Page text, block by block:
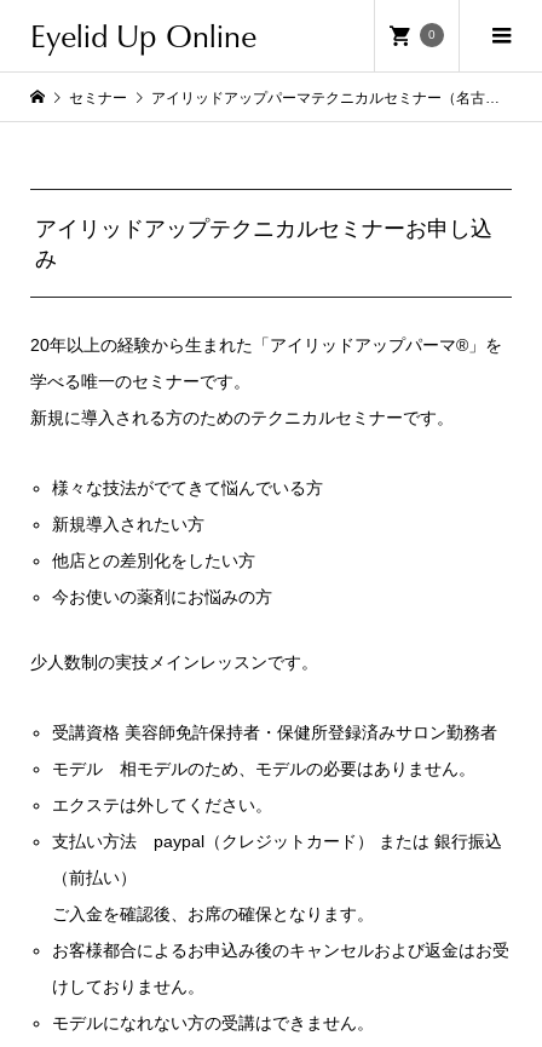
Eyelid Up Online 0
セミナー アイリッドアップパーマテクニカルセミナー（名古屋）
アイリッドアップテクニカルセミナーお申し込
み
20年以上の経験から生まれた「アイリッドアップパーマ®」を
学べる唯一のセミナーです。
新規に導入される方のためのテクニカルセミナーです。
様々な技法がでてきて悩んでいる方
新規導入されたい方
他店との差別化をしたい方
今お使いの薬剤にお悩みの方
少人数制の実技メインレッスンです。
受講資格 美容師免許保持者・保健所登録済みサロン勤務者
モデル 相モデルのため、モデルの必要はありません。
エクステは外してください。
支払い方法 paypal（クレジットカード） または 銀行振込
（前払い）
ご入金を確認後、お席の確保となります。
お客様都合によるお申込み後のキャンセルおよび返金はお受
けしておりません。
モデルになれない方の受講はできません。